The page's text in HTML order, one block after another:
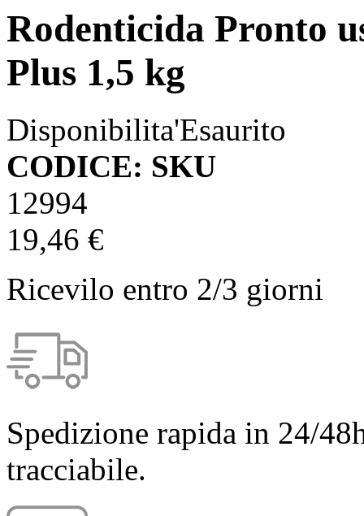
Rodenticida Pronto
Plus 1,5 kg
Disponibilita'Esaurito
CODICE: SKU
12994
19,46 €
Ricevilo entro 2/3 giorni
Spedizione rapida in 24/
tracciabile.